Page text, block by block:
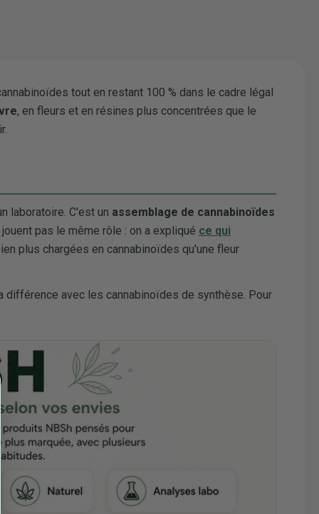
tout en restant 100 % dans le cadre légal
, en fleurs et en résines plus concentrées que le
laboratoire. C'est un assemblage de cannabinoïdes
jouent pas le même rôle : on a expliqué ce qui
plus chargées en cannabinoïdes qu'une fleur
différence avec les cannabinoïdes de synthèse. Pour